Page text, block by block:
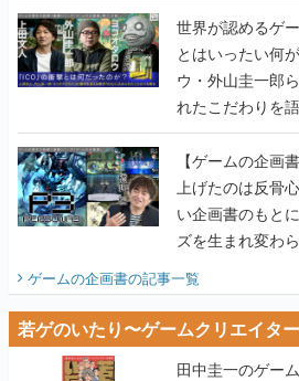
世界が認めるゲ
とはいったい何
ウ・外山圭一郎
れたこだわりを
画書】
【ゲームの企画
上げたのは反骨
い企画書のもと
ズを生まれ変わ
ゲームの企画書の記事一覧
若ゲのいたり〜ゲームクリエイタ
田中圭一のゲー